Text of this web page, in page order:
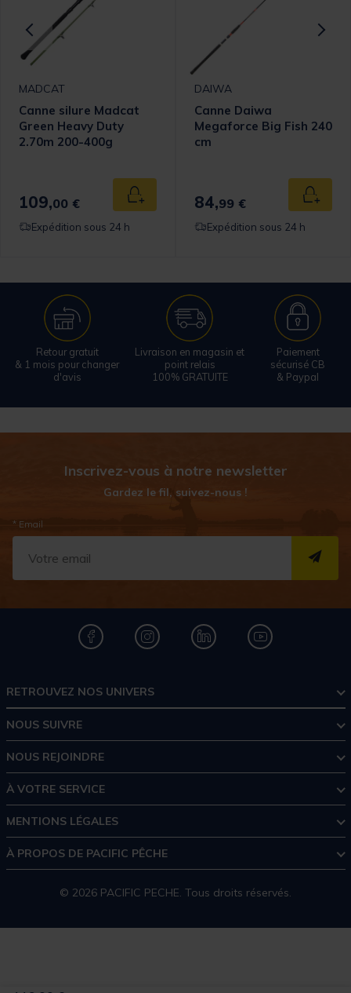
panier
MADCAT
Canne silure Madcat
Green Heavy Duty
2.70m 200-400g
109,00 € Ajouter au panier
Expédition sous 24 h
DAIWA
Canne Daiwa
Megaforce Big Fish 240
cm
84,99 €
Expédition sous 24 h
Retour gratuit
& 1 mois pour changer
d'avis
Livraison en magasin et
point relais
100% GRATUITE
Paiement
sécurisé CB
& Paypal
Inscrivez-vous à notre newsletter
Gardez le fil, suivez-nous !
* Email
RETROUVEZ NOS UNIVERS
NOUS SUIVRE
NOUS REJOINDRE
À VOTRE SERVICE
MENTIONS LÉGALES
À PROPOS DE PACIFIC PÊCHE
© 2026 PACIFIC PECHE. Tous droits réservés.